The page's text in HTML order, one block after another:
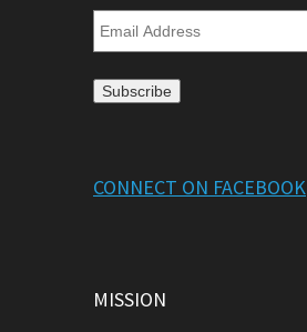
Email
Address
CONNECT ON FACEBOOK
MISSION